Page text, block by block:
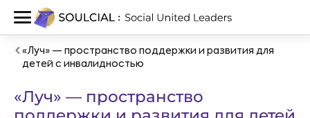
«Луч» — пространство поддержки и развития для
детей с инвалидностью
«Луч» — пространство